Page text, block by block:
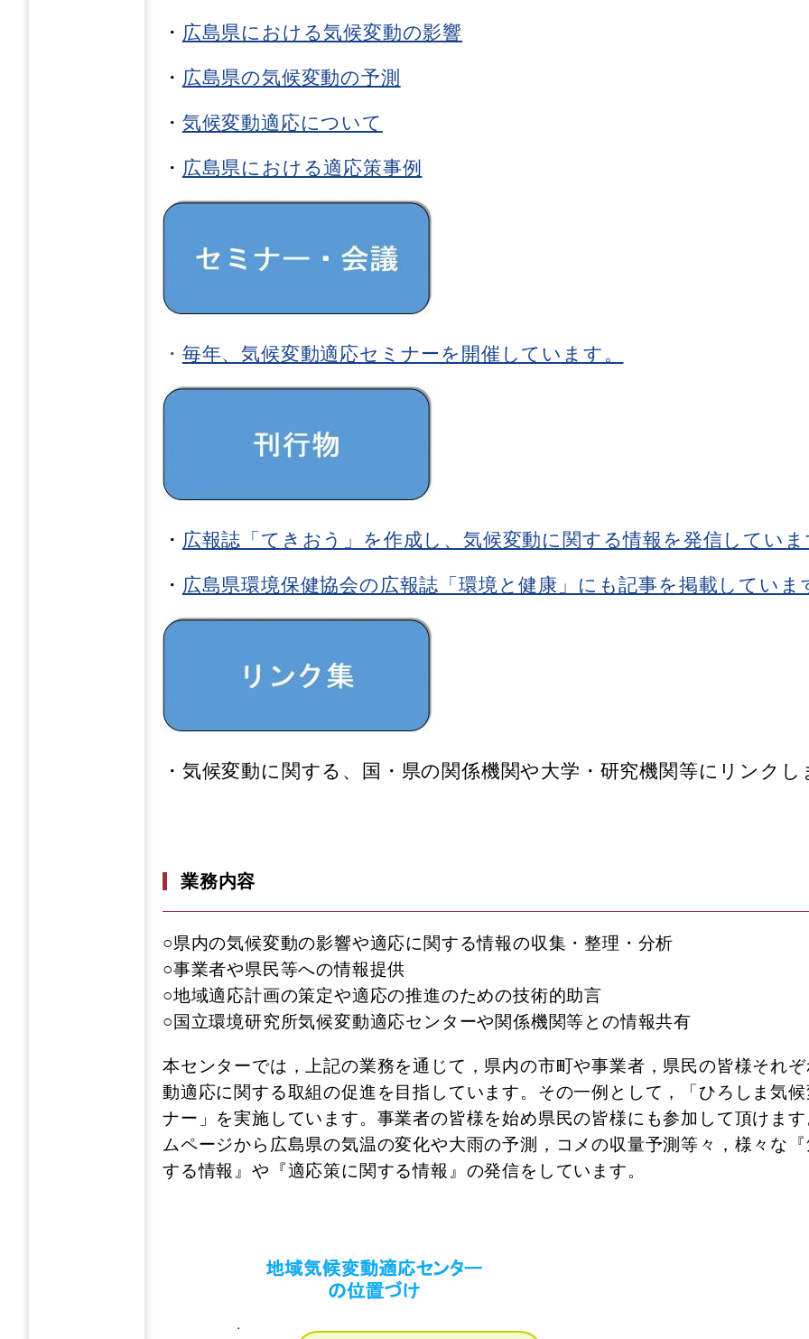
・ 広島県における気候変動の影響
・ 広島県の気候変動の予測
・ 気候変動適応について
・ 広島県における適応策事例
・ 毎年、気候変動適応セミナーを開催しています。
・ 広報誌「てきおう」を作成し、気候変動に関する情報を発信してい
・ 広島県環境保健協会の広報誌「環境と健康」にも記事を掲載していま
・気候変動に関する、国・県の関係機関や大学・研究機関等にリンクし
業務内容
○県内の気候変動の影響や適応に関する情報の収集・整理・分析
○事業者や県民等への情報提供
○地域適応計画の策定や適応の推進のための技術的助言
○国立環境研究所気候変動適応センターや関係機関等との情報共有
本センターでは，上記の業務を通じて，県内の市町や事業者，県民の皆様それ
動適応に関する取組の促進を目指しています。その一例として，「ひろしま気
ナー」を実施しています。事業者の皆様を始め県民の皆様にも参加して頂けま
ムページから広島県の気温の変化や大雨の予測，コメの収量予測等々，様々な
する情報』や『適応策に関する情報』の発信をしています。